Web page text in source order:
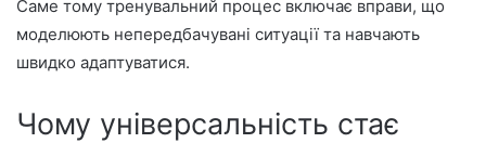
Саме тому тренувальний процес включає вправи, що
моделюють непередбачувані ситуації та навчають
швидко адаптуватися.
Чому універсальність стає